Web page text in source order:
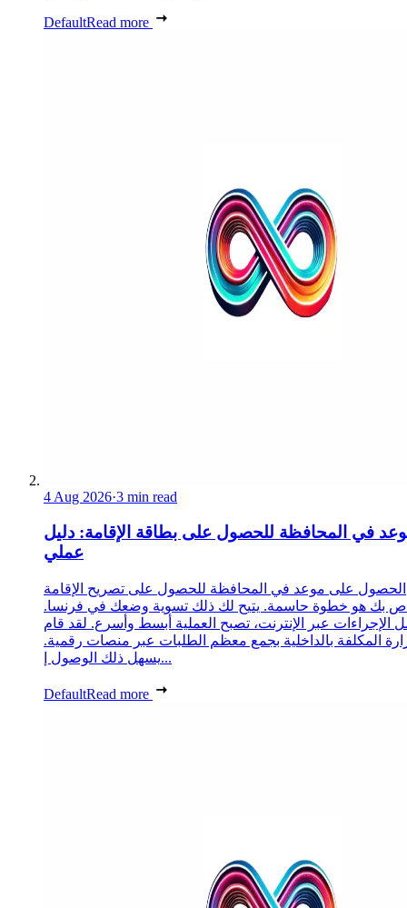
DefaultRead more
4 Aug 2026·3 min read
في المحافظة للحصول على بطاقة الإقامة: دليل
عملي
الحصول على موعد في المحافظة للحصول على تصريح الإقامة
بك هو خطوة حاسمة. يتيح لك ذلك تسوية وضعك في فرنسا.
الإجراءات عبر الإنترنت، تصبح العملية أبسط وأسرع. لقد قام
المكلفة بالداخلية بجمع معظم الطلبات عبر منصات رقمية.
يسهل ذلك الوصول إ...
DefaultRead more